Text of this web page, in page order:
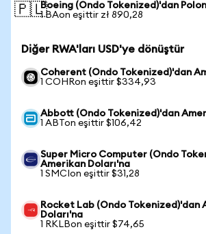
🇵🇱Boeing (Ondo Tokenized)'dan
1 BAon eşittir zł 890,28
Diğer RWA'ları USD'ye dönüştür
Coherent (Ondo Tokenized)'dan
1 COHRon eşittir $334,93
Abbott (Ondo Tokenized)'dan
1 ABTon eşittir $106,42
Super Micro Computer (Ondo
Amerikan Doları'na
1 SMCIon eşittir $31,28
Rocket Lab (Ondo Tokenized)'dan
Doları'na
1 RKLBon eşittir $74,65